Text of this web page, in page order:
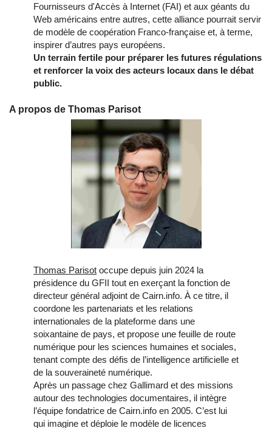
Fournisseurs d'Accès à Internet (FAI) et aux géants du
Web américains entre autres, cette alliance pourrait servir
de modèle de coopération Franco-française et, à terme,
inspirer d’autres pays européens.
Un terrain fertile pour préparer les futures régulations
et renforcer la voix des acteurs locaux dans le débat
public.
A propos de Thomas Parisot
Thomas Parisot occupe depuis juin 2024 la
présidence du GFII tout en exerçant la fonction de
directeur général adjoint de Cairn.info. À ce titre, il
coordone les partenariats et les relations
internationales de la plateforme dans une
soixantaine de pays, et propose une feuille de route
numérique pour les sciences humaines et sociales,
tenant compte des défis de l’intelligence artificielle et
de la souveraineté numérique.
Après un passage chez Gallimard et des missions
autour des technologies documentaires, il intègre
l’équipe fondatrice de Cairn.info en 2005. C’est lui
qui imagine et déploie le modèle de licences